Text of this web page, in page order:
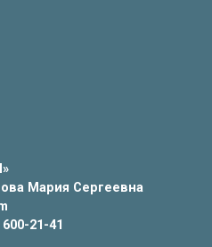
Мария Сергеевна
21-41